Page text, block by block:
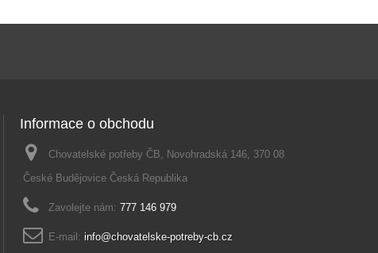
Informace o obchodu
Chovatelské potřeby ČB, Novohradská 146, 370 08
České Budějovice Česká Republika
Zavolejte nám: 777 146 979
E-mail: info@chovatelske-potreby-cb.cz